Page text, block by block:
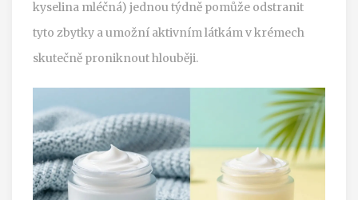
kyselina mléčná) jednou týdně pomůže odstranit
tyto zbytky a umožní aktivním látkám v krémech
skutečně proniknout hlouběji.